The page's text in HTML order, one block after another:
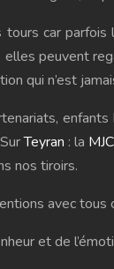
tours car
peuvent
qui n’est
Teyran : la MJC
nos tiroirs.
avec
et de